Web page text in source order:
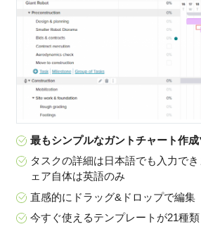
最もシンプルなガントチャート作
タスクの詳細は日本語でも入力で
ェア自体は英語のみ
直感的にドラッグ&ドロップで編集
今すぐ使えるテンプレートが21種類